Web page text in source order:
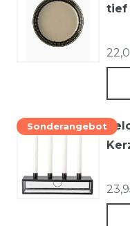
tief
Sonderangebot